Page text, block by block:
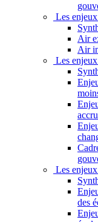
Les
Air
Air
Les
Les
des